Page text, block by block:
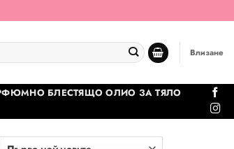
Влизане
БЛЕСТЯЩО ОЛИО ЗА ТЯЛО